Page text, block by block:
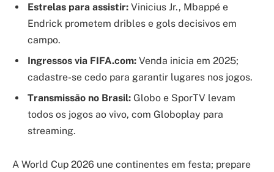
Estrelas para assistir: Vinicius Jr., Mbappé e
Endrick prometem dribles e gols decisivos em
campo.
Ingressos via FIFA.com: Venda inicia em 2025;
cadastre-se cedo para garantir lugares nos jogos.
Transmissão no Brasil: Globo e SporTV levam
todos os jogos ao vivo, com Globoplay para
streaming.
A World Cup 2026 une continentes em festa; prepare